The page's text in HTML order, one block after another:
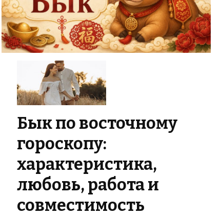
Бык по восточному
гороскопу:
характеристика,
любовь, работа и
совместимость